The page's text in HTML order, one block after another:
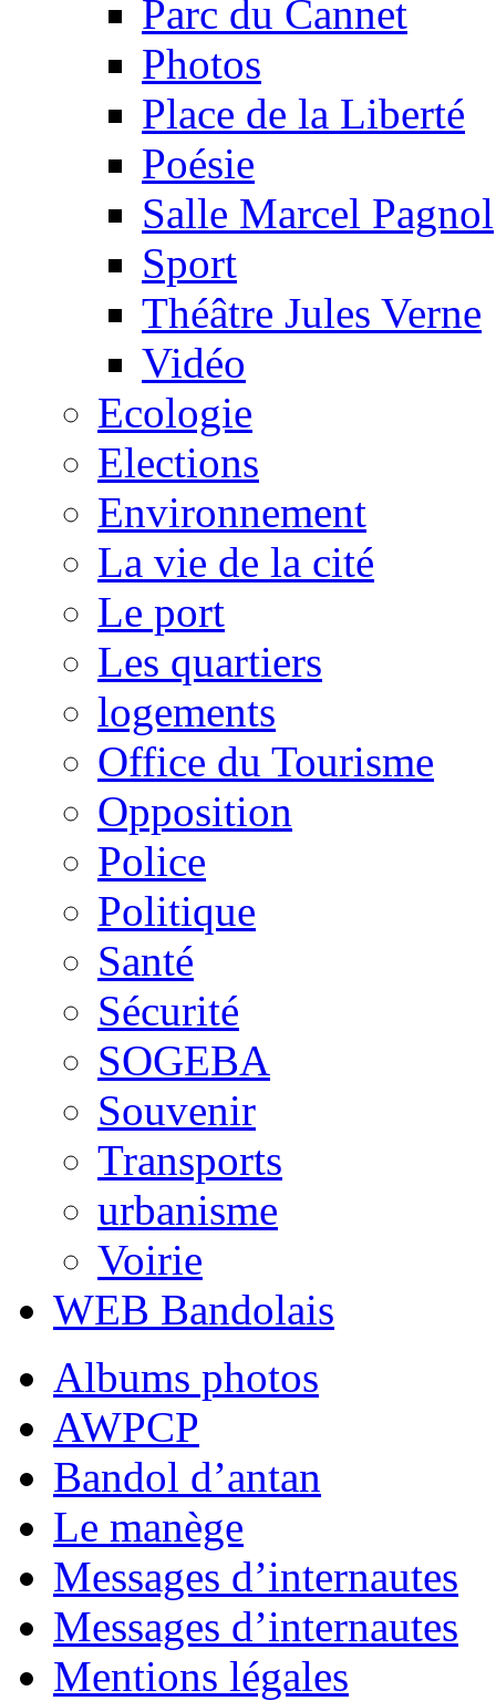
Parc du Cannet
Photos
Place de la Liberté
Poésie
Salle Marcel Pagnol
Sport
Théâtre Jules Verne
Vidéo
Ecologie
Elections
Environnement
La vie de la cité
Le port
Les quartiers
logements
Office du Tourisme
Opposition
Police
Politique
Santé
Sécurité
SOGEBA
Souvenir
Transports
urbanisme
Voirie
WEB Bandolais
Albums photos
AWPCP
Bandol d’antan
Le manège
Messages d’internautes
Messages d’internautes
Mentions légales